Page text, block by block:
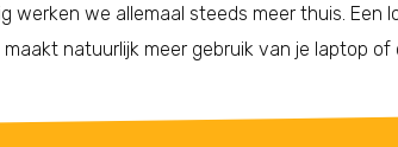
werken we allemaal steeds meer thuis.
maakt natuurlijk meer gebruik van je laptop